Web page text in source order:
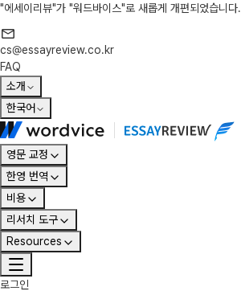
"에세이리뷰"가 "워드바이스"로 새롭게 개편되었습니다.
cs@essayreview.co.kr
FAQ
소개
한국어
영문 교정
한영 번역
비용
리서치 도구
Resources
로그인